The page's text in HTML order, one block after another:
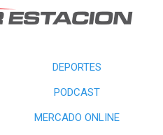
DEPORTES
PODCAST
MERCADO ONLINE